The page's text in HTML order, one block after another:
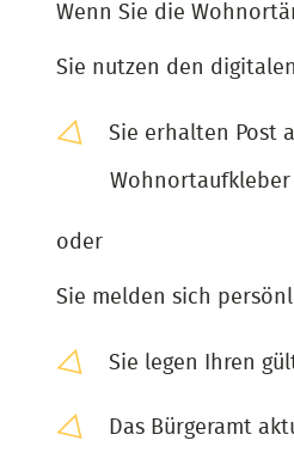
Wenn Sie die
Sie nutzen den
Sie erhalten Post
Wohnortaufkleber
oder
Sie melden sich
Sie legen Ihren
Das Bürgeramt